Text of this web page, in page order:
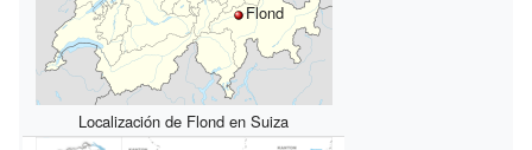
Flond
Localización de Flond en Suiza